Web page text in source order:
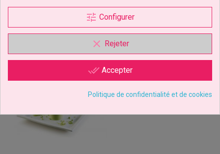
VOUS AIMEREZ AUSSI
tune Configurer
clear Rejeter
done_all Accepter
Politique de confidentialité et de cookies